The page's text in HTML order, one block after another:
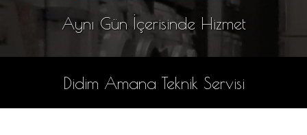
Aynı Gün İçerisinde Hizmet
Didim Amana Teknik Servisi